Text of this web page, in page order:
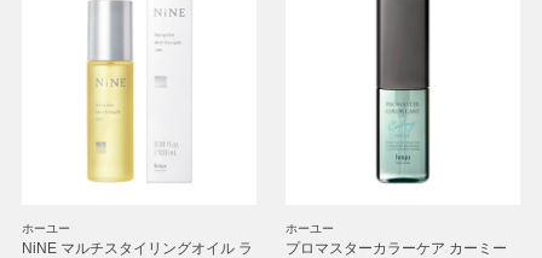
ホーユー
NiNE マルチスタイリングオイル ラ
ホーユー
プロマスターカラーケア カーミー